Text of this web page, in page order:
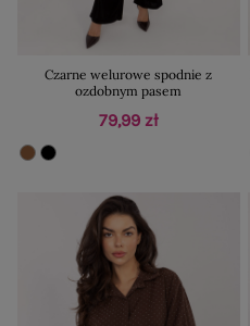
Czarne welurowe spodnie z
ozdobnym pasem
79,99 zł